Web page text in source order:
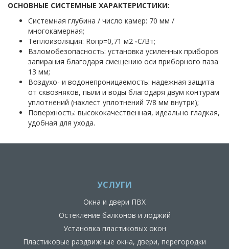
ОСНОВНЫЕ СИСТЕМНЫЕ ХАРАКТЕРИСТИКИ:
Системная глубина / число камер: 70 мм /
многокамерная;
Теплоизоляция: Rопр=0,71 м2 ◦С/Вт;
Взломобезопасность: установка усиленных приборов
запирания благодаря смещению оси приборного паза
13 мм;
Воздухо- и водонепроницаемость: надежная защита
от сквозняков, пыли и воды благодаря двум контурам
уплотнений (нахлест уплотнений 7/8 мм внутри);
Поверхность: высококачественная, идеально гладкая,
удобная для ухода.
УСЛУГИ
Окна и двери ПВХ
Остекление балконов и лоджий
Установка пластиковых окон
Пластиковые раздвижные окна, двери, перегородки